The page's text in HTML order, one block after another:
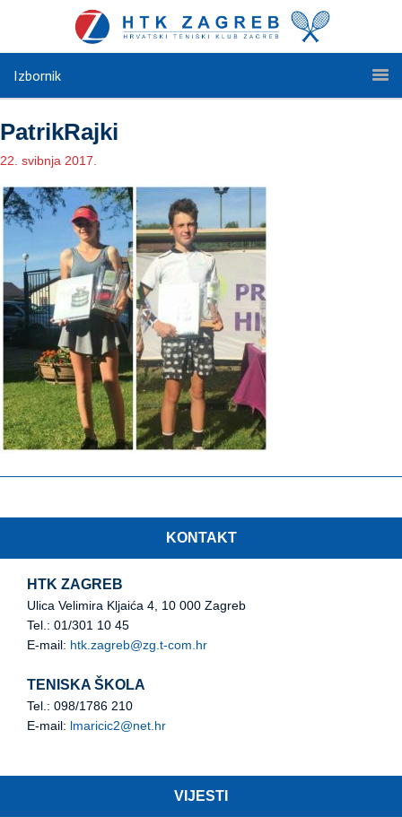
Izbornik
PatrikRajki
22. svibnja 2017.
KONTAKT
HTK ZAGREB
Ulica Velimira Kljaića 4, 10 000 Zagreb
Tel.: 01/301 10 45
E-mail: htk.zagreb@zg.t-com.hr
TENISKA ŠKOLA
Tel.: 098/1786 210
E-mail: lmaricic2@net.hr
VIJESTI